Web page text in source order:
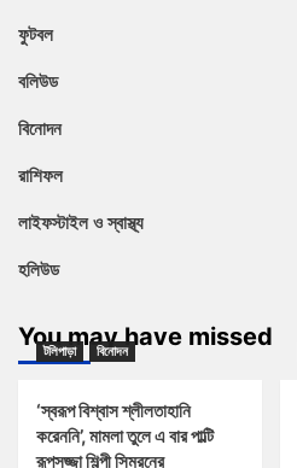
ফুটবল
বলিউড
বিনোদন
রাশিফল
লাইফস্টাইল ও স্বাস্থ্য
হলিউড
You may have missed
টলিপাড়া বিনোদন
‘স্বরূপ বিশ্বাস শ্লীলতাহানি
করেননি’, মামলা তুলে এ বার পাল্টি
রূপসজ্জা শিল্পী সিমরনের